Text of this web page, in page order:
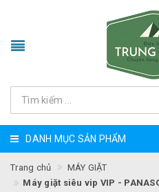
DANH MỤC SẢN PHẨM
Trang chủ
MÁY GIẶT
Máy giặt siêu vip VIP -